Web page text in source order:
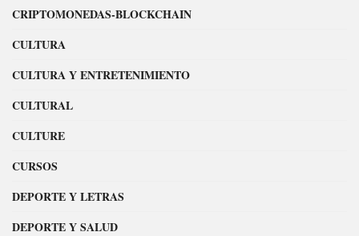
CRIPTOMONEDAS-BLOCKCHAIN
CULTURA
CULTURA Y ENTRETENIMIENTO
CULTURAL
CULTURE
CURSOS
DEPORTE Y LETRAS
DEPORTE Y SALUD